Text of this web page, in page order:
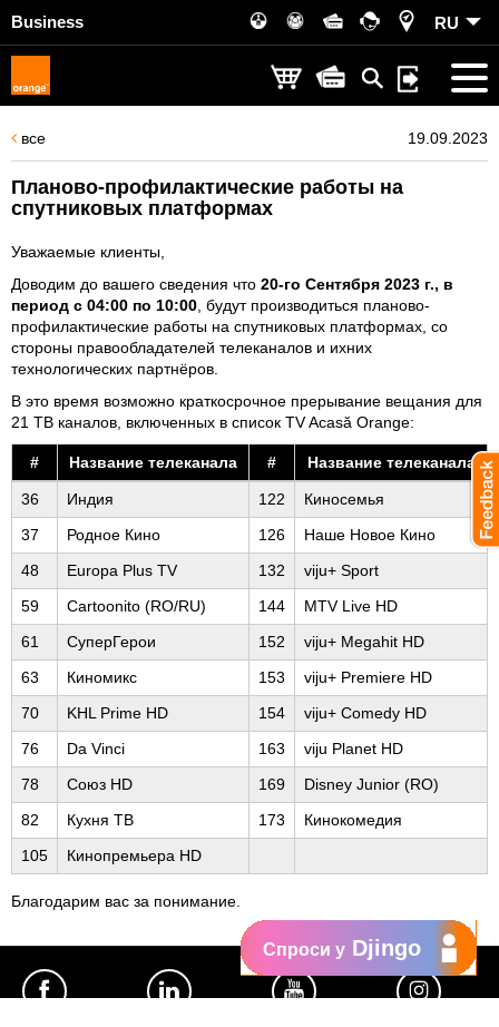
Business RU
все 19.09.2023
Планово-профилактические работы на
спутниковых платформах
Уважаемые клиенты,
Доводим до вашего сведения что 20-го Сентября 2023 г., в
период с 04:00 по 10:00 , будут производиться планово-
профилактические работы на спутниковых платформах, со
стороны правообладателей телеканалов и ихних
технологических партнёров.
В это время возможно краткосрочное прерывание вещания для
21 ТВ каналов, включенных в список TV Acasă Orange:
# Название телеканала # Название телеканала
36 Индия 122
Киносемья
37
Родное Кино 126
Наше Новое Кино
48
Europa Plus TV 132
viju+ Sport
59
Cartoonito (RO/RU) 144
MTV Live HD
61
СуперГерои 152
viju+ Megahit HD
63
Киномикс 153
viju+ Premiere HD
70
KHL Prime HD 154
viju+ Comedy HD
76
Da Vinci 163
viju Planet HD
78
Союз HD 169
Disney Junior (RO)
82
Кухня ТВ 173
Кинокомедия
105
Кинопремьера HD
Благодарим вас за понимание.
Спроси у Djingo